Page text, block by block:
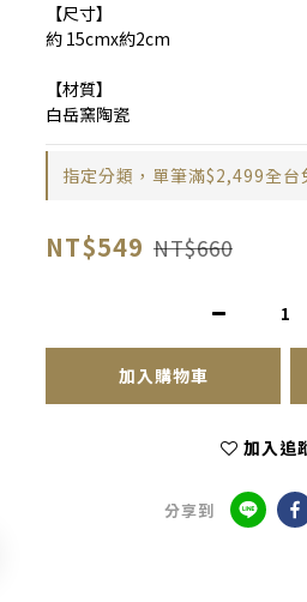
【尺寸】
約 15cmx約2cm
【材質】
白岳窯陶瓷
指定分類，單筆滿$2,499全台
NT$549 NT$660
加入購物車
加入追
分享到